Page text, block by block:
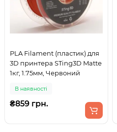
PLA Filament (пластик) для
3D принтера STing3D Matte
1кг, 1.75мм, Червоний
В наявності
₴859 грн.